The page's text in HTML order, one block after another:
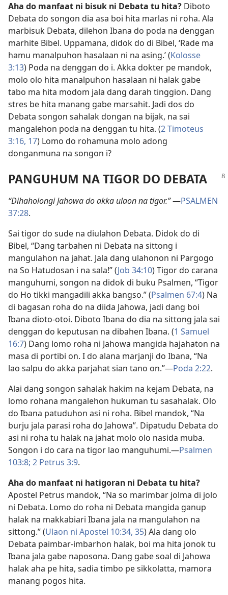
Aha do manfaat ni bisuk ni Debata tu hita? Diboto
Debata do songon dia asa boi hita marlas ni roha. Ala
marbisuk Debata, dilehon Ibana do poda na denggan
marhite Bibel. Uppamana, didok do di Bibel, ‘Rade ma
hamu manalpuhon hasalaan ni na asing.’ (Kolosse
3:13) Poda na denggan do i. Akka dokter pe mandok,
molo olo hita manalpuhon hasalaan ni halak gabe
tabo ma hita modom jala dang darah tinggion. Dang
stres be hita manang gabe marsahit. Jadi dos do
Debata songon sahalak dongan na bijak, na sai
mangalehon poda na denggan tu hita. (2 Timoteus
3:16, 17) Lomo do rohamuna molo adong
donganmuna na songon i?
PANGUHUM NA TIGOR DO DEBATA
“Dihaholongi Jahowa do akka ulaon na tigor.”—PSALMEN
37:28.
Sai tigor do sude na diulahon Debata. Didok do di
Bibel, “Dang tarbahen ni Debata na sittong i
mangulahon na jahat. Jala dang ulahonon ni Pargogo
na So Hatudosan i na sala!” (Job 34:10) Tigor do carana
manguhumi, songon na didok di buku Psalmen, “Tigor
do Ho tikki mangadili akka bangso.” (Psalmen 67:4) Na
di bagasan roha do na diida Jahowa, jadi dang boi
Ibana dioto-otoi. Diboto Ibana do dia na sittong jala sai
denggan do keputusan na dibahen Ibana. (1 Samuel
16:7) Dang lomo roha ni Jahowa mangida hajahaton na
masa di portibi on. I do alana marjanji do Ibana, “Na
lao salpu do akka parjahat sian tano on.”—Poda 2:22.
Alai dang songon sahalak hakim na kejam Debata, na
lomo rohana mangalehon hukuman tu sasahalak. Olo
do Ibana patuduhon asi ni roha. Bibel mandok, “Na
burju jala parasi roha do Jahowa”. Dipatudu Debata do
asi ni roha tu halak na jahat molo olo nasida muba.
Songon i do cara na tigor lao manguhumi.—Psalmen
103:8; 2 Petrus 3:9.
Aha do manfaat ni hatigoran ni Debata tu hita?
Apostel Petrus mandok, “Na so marimbar jolma di jolo
ni Debata. Lomo do roha ni Debata mangida ganup
halak na makkabiari Ibana jala na mangulahon na
sittong.” (Ulaon ni Apostel 10:34, 35) Ala dang olo
Debata paimbar-imbarhon halak, boi ma hita jonok tu
Ibana jala gabe naposona. Dang gabe soal di Jahowa
halak aha pe hita, sadia timbo pe sikkolatta, mamora
manang pogos hita.